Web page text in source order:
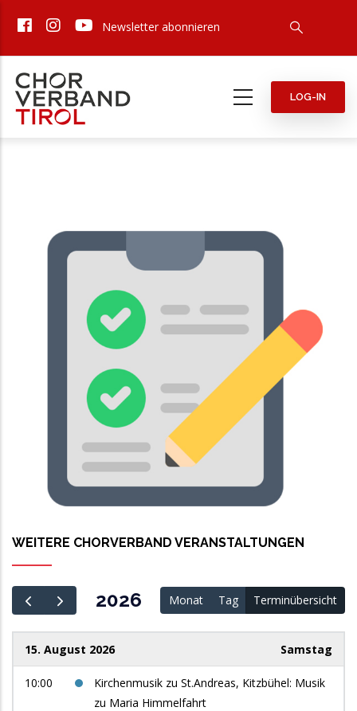
zum
Newsletter abonnieren
LOG-IN
WEITERE CHORVERBAND VERANSTALTUNGEN
2026 Monat Tag Terminübersicht
15. August 2026 Samstag
10:00
Kirchenmusik zu St.Andreas, Kitzbühel: Musik
zu Maria Himmelfahrt